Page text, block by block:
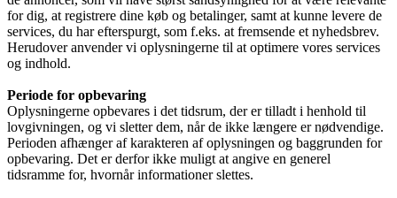
for dig, at registrere dine køb og betalinger, samt at kunne levere de
services, du har efterspurgt, som f.eks. at fremsende et nyhedsbrev.
Herudover anvender vi oplysningerne til at optimere vores services
og indhold.
Periode for opbevaring
Oplysningerne opbevares i det tidsrum, der er tilladt i henhold til
lovgivningen, og vi sletter dem, når de ikke længere er nødvendige.
Perioden afhænger af karakteren af oplysningen og baggrunden for
opbevaring. Det er derfor ikke muligt at angive en generel
tidsramme for, hvornår informationer slettes.